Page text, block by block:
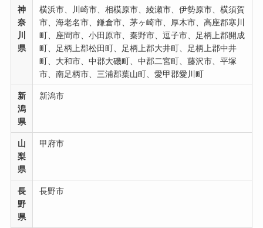
神
奈
川
県
横浜市、川崎市、相模原市、綾瀬市、伊勢原市、横須賀
市、海老名市、鎌倉市、茅ヶ崎市、厚木市、高座郡寒川
町、座間市、小田原市、秦野市、逗子市、足柄上郡開成
町、足柄上郡松田町、足柄上郡大井町、足柄上郡中井
町、大和市、中郡大磯町、中郡二宮町、藤沢市、平塚
市、南足柄市、三浦郡葉山町、愛甲郡愛川町
新
潟
県
新潟市
山
梨
県
甲府市
長
野
県
長野市